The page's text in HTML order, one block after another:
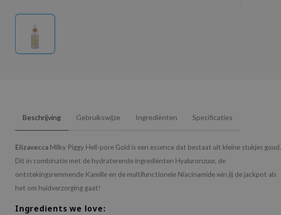
Beschrijving Gebruikswijze Ingrediënten Specificaties
Elizavecca Milky Piggy Hell-pore Gold is een essence dat bestaat uit kleine stukjes goud.
Dit in combinatie met de hydraterende ingrediënten Hyaluronzuur, de
ontstekingsremmende Kamille en de multifunctionele Niacinamide win jij de jackpot als
het om huidverzorging gaat!
Ingredients we love: